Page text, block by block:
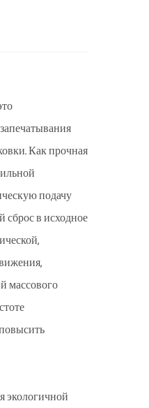
Как прочная
подачу
сброс в исходное
массового
экологичной